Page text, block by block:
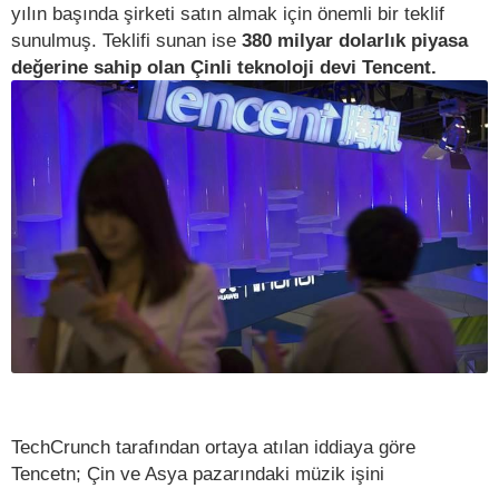
yılın başında şirketi satın almak için önemli bir teklif
sunulmuş. Teklifi sunan ise 380 milyar dolarlık piyasa
değerine sahip olan Çinli teknoloji devi Tencent.
TechCrunch tarafından ortaya atılan iddiaya göre
Tencetn; Çin ve Asya pazarındaki müzik işini